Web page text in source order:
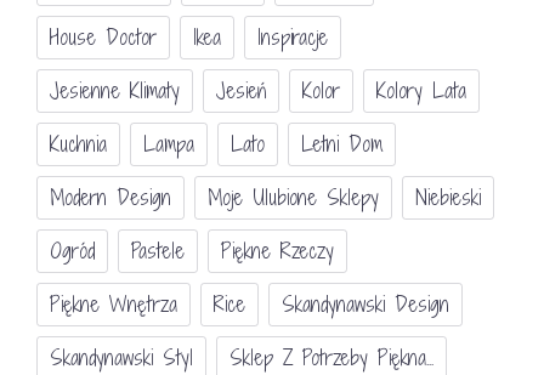
House Doctor
Ikea
Inspiracje
Jesienne Klimaty
Jesień Kolor
Kolory Lata
Kuchnia
Lampa Lato
Letni Dom
Modern Design
Moje Ulubione Sklepy
Niebieski
Ogród
Pastele
Piękne Rzeczy
Piękne Wnętrza
Rice
Skandynawski Design
Skandynawski Styl
Sklep Z Potrzeby Piękna...